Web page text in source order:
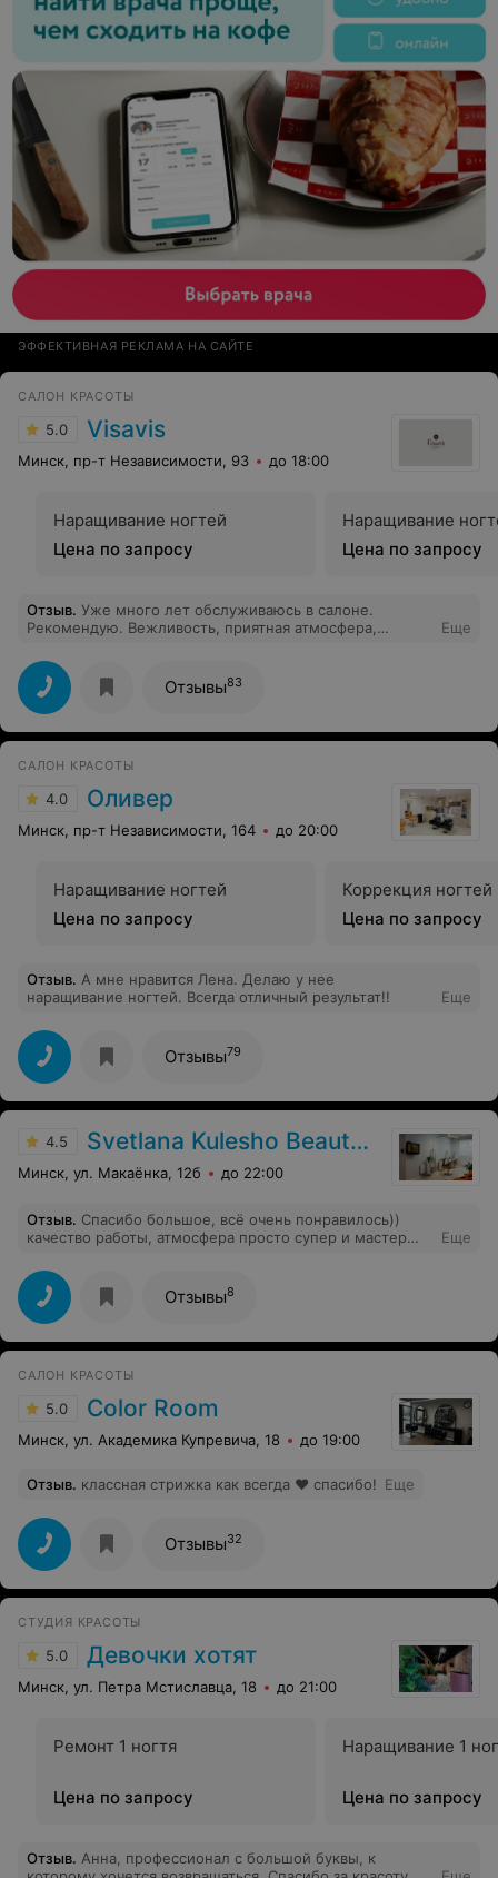
ЭФФЕКТИВНАЯ РЕКЛАМА НА САЙТЕ
САЛОН КРАСОТЫ
5.0 Visavis
Минск, пр-т Независимости, 93 до 18:00
Наращивание ногтей
Цена по запросу
Наращивание
Цена по запросу
Отзыв. Уже много лет обслуживаюсь в салоне.
Рекомендую. Вежливость, приятная атмосфера,
отличное качество! Отдельное спасибо парикмахеру-
стилисту Екатерине. Рекомендую, вы похорошеете и
отдохнете. Катя, спасибо! Спасибо администраторам.
Еще
Отзывы83
САЛОН КРАСОТЫ
4.0 Оливер
Минск, пр-т Независимости, 164 до 20:00
Наращивание ногтей
Цена по запросу
Коррекция ногтей
Цена по запросу
Отзыв. А мне нравится Лена. Делаю у нее
наращивание ногтей. Всегда отличный результат!!
Еще
Отзывы79
4.5 Svetlana Kulesho Beauty Studio
Минск, ул. Макаёнка, 12б до 22:00
Отзыв. Спасибо большое, всё очень понравилось))
качество работы, атмосфера просто супер и мастер
пообщаться, в целом помещением студии осталась
очень довольна, обязательно приду к Вам снова.
Еще
Отзывы8
САЛОН КРАСОТЫ
5.0 Color Room
Минск, ул. Академика Купревича, 18 до 19:00
Отзыв. классная стрижка как всегда ❤️ спасибо! Еще
Отзывы32
СТУДИЯ КРАСОТЫ
5.0 Девочки хотят
Минск, ул. Петра Мстиславца, 18 до 21:00
Ремонт 1 ногтя
Цена по запросу
Наращивание 1
Цена по запросу
Отзыв. Анна, профессионал с большой буквы, к